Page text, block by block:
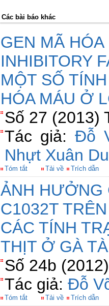
Các bài báo khác
GEN MÃ HÓA
INHIBITORY
MỘT SỐ
HÓA MÁU Ở
Số 27 (2013)
Tác giả: Đỗ
Nhựt Xuân
Tóm tắt Tải về Trích dẫn
ẢNH HƯỞNG
C1032T
CÁC TÍNH
THỊT Ở GÀ
Số 24b
Tác giả: Đỗ
Tóm tắt Tải về Trích dẫn